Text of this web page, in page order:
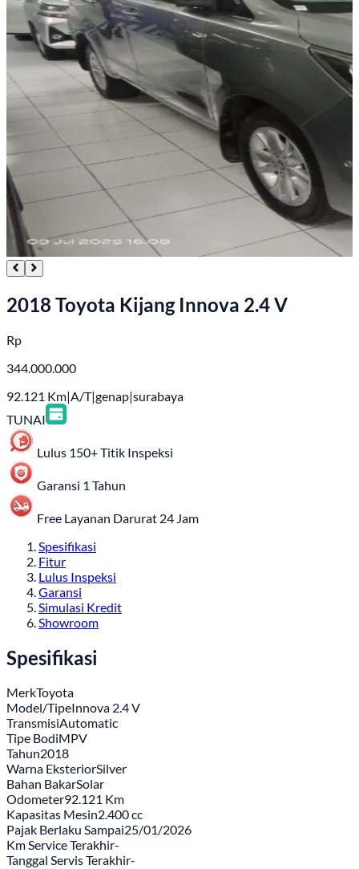
2018 Toyota Kijang Innova 2.4 V
Rp
344.000.000
92.121 Km|A/T|genap|surabaya
TUNAI
Lulus 150+ Titik Inspeksi
Garansi 1 Tahun
Free Layanan Darurat 24 Jam
Spesifikasi
Fitur
Lulus Inspeksi
Garansi
Simulasi Kredit
Showroom
Spesifikasi
MerkToyota
Model/TipeInnova 2.4 V
TransmisiAutomatic
Tipe BodiMPV
Tahun2018
Warna EksteriorSilver
Bahan BakarSolar
Odometer92.121 Km
Kapasitas Mesin2.400 cc
Pajak Berlaku Sampai25/01/2026
Km Service Terakhir-
Tanggal Servis Terakhir-